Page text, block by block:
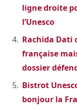
ligne droite
l’Unesco
Rachida Dati
française
dossier
Bistrot
bonjour la